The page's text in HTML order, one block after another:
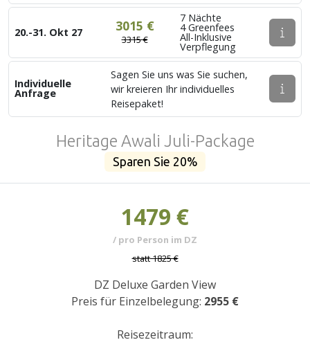
20.-31. Okt 27 3015 €
3315 €
7 Nächte
4 Greenfees
All-Inklusive
Verpflegung
Individuelle
Anfrage
Sagen Sie uns was Sie suchen,
wir kreieren Ihr individuelles
Reisepaket!
Heritage Awali Juli-Package
Sparen Sie 20%
1479 €
/ pro Person im DZ
statt1825 €
DZ Deluxe Garden View
Preis für Einzelbelegung: 2955 €
Reisezeitraum: